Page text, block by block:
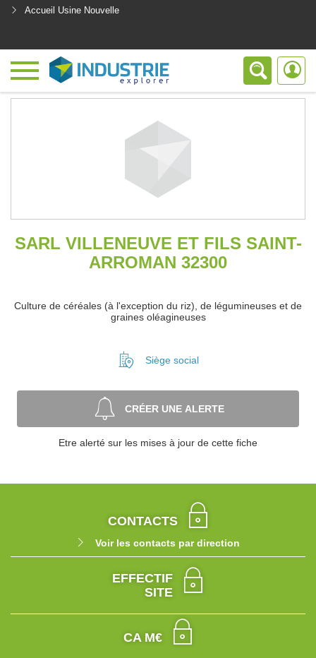
Accueil Usine Nouvelle
SARL VILLENEUVE ET FILS SAINT-
ARROMAN 32300
Culture de céréales (à l'exception du riz), de légumineuses et de
graines oléagineuses
Siège social
CRÉER UNE ALERTE
Etre alerté sur les mises à jour de cette fiche
CONTACTS
Voir les contacts par direction
EFFECTIF
SITE
CA M€